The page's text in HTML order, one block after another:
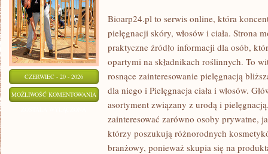
CZERWIEC - 20 - 2026
MOŻLIWOŚĆ KOMENTOWANIA KOSMETYKI
Bioarp24.pl to serwis online, która
pielęgnacji skóry, włosów i ciała. Strona
praktyczne źródło informacji dla osób,
opartymi na składnikach roślinnych. To
rosnące zainteresowanie pielęgnacją
dla niego i Pielęgnacja ciała i włosów.
asortyment związany z urodą i
zainteresować zarówno osoby prywatne,
którzy poszukują różnorodnych
branżowy, ponieważ skupia się na